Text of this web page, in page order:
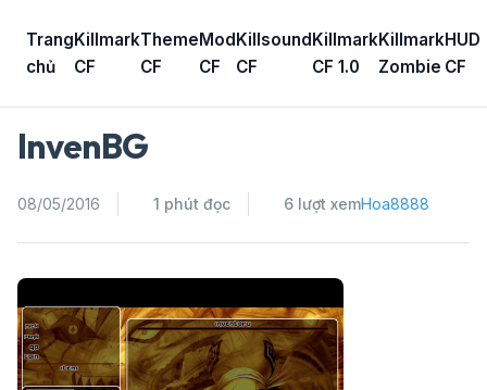
content
Trang
chủ
Killmark
CF
Theme
CF
Mod
CF
Killsound
CF
Killmark
CF 1.0
Killmark
Zombie
HUD
CF
InvenBG
08/05/2016 1 phút đọc 6 lượt xemHoa8888